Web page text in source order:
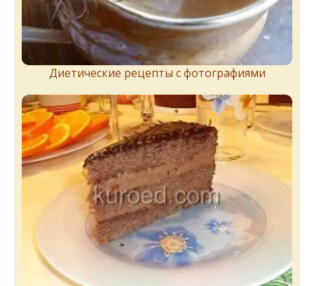
Диетические рецепты с фотографиями